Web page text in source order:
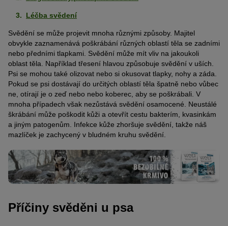
Léčba svědení
Svědění se může projevit mnoha různými způsoby. Majitel
obvykle zaznamenává poškrábání různých oblastí těla se zadními
nebo předními tlapkami. Svědění může mít vliv na jakoukoli
oblast těla. Například třesení hlavou způsobuje svědění v uších.
Psi se mohou také olizovat nebo si okusovat tlapky, nohy a záda.
Pokud se psi dostávají do určitých oblastí těla špatně nebo vůbec
ne, otírají je o zeď nebo nebo koberec, aby se poškrábali. V
mnoha případech však nezůstává svědění osamocené. Neustálé
škrábání může poškodit kůži a otevřít cestu bakterím, kvasinkám
a jiným patogenům. Infekce kůže zhoršuje svědění, takže náš
mazlíček je zachycený v bludném kruhu svědění.
Příčiny svěděni u psa